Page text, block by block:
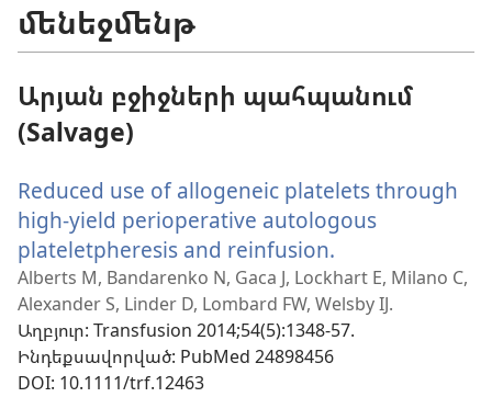
մենեջմենթ
Արյան բջիջների պահպանում
(Salvage)
Reduced use of allogeneic platelets through
high-yield perioperative autologous
plateletpheresis and reinfusion.
է
նոր
պատուհան)
Alberts M, Bandarenko N, Gaca J, Lockhart E, Milano C,
Alexander S, Linder D, Lombard FW, Welsby IJ.
Աղբյուր‎: Transfusion 2014;54(5):1348-57.
Ինդեքսավորված‎: PubMed 24898456
DOI‎: 10.1111/trf.12463